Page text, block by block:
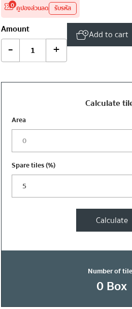
0 คูปองส่วนลด รับรหัส
Amount
- +
Add to cart
Calculate
Area
Spare tiles(%)
Calculate
Number of
0Box